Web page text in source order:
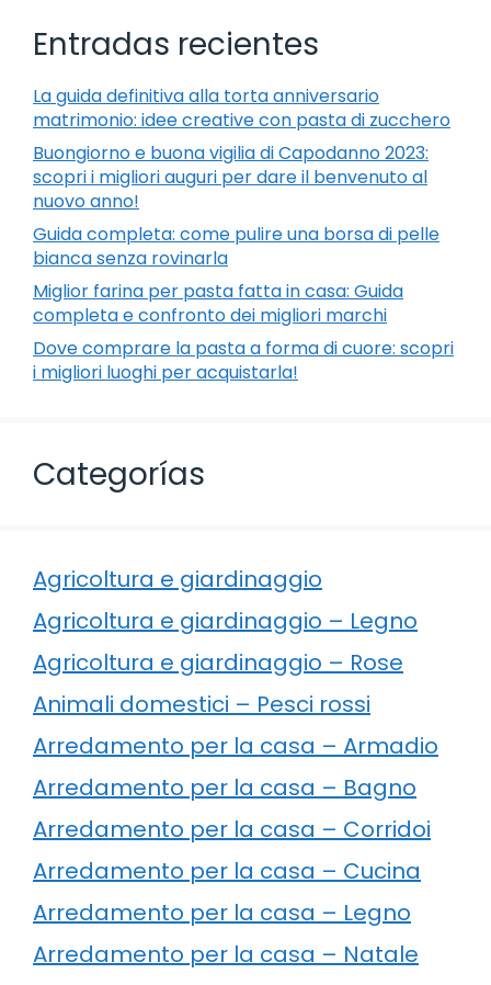
Entradas recientes
La guida definitiva alla torta anniversario
matrimonio: idee creative con pasta di zucchero
Buongiorno e buona vigilia di Capodanno 2023:
scopri i migliori auguri per dare il benvenuto al
nuovo anno!
Guida completa: come pulire una borsa di pelle
bianca senza rovinarla
Miglior farina per pasta fatta in casa: Guida
completa e confronto dei migliori marchi
Dove comprare la pasta a forma di cuore: scopri
i migliori luoghi per acquistarla!
Categorías
Agricoltura e giardinaggio
Agricoltura e giardinaggio – Legno
Agricoltura e giardinaggio – Rose
Animali domestici – Pesci rossi
Arredamento per la casa – Armadio
Arredamento per la casa – Bagno
Arredamento per la casa – Corridoi
Arredamento per la casa – Cucina
Arredamento per la casa – Legno
Arredamento per la casa – Natale